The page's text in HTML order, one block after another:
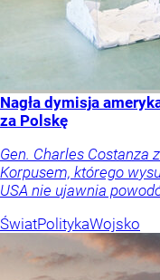
Nagła dymisja
za Polskę
Gen. Charles Costanza
Korpusem, którego
USA nie ujawnia
ŚwiatPolitykaWojsko